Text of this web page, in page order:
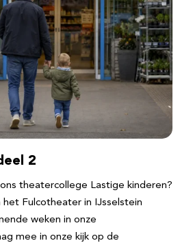
2
theatercollege Lastige kinderen?
het Fulcotheater in IJsselstein
weken in onze
mee in onze kijk op de